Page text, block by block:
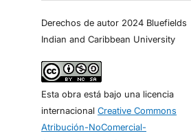
Derechos de autor 2024 Bluefields
Indian and Caribbean University
Esta obra está bajo una licencia
internacional Creative Commons
Atribución-NoComercial-